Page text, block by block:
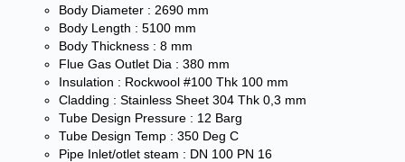
Body Diameter : 2690 mm
Body Length : 5100 mm
Body Thickness : 8 mm
Flue Gas Outlet Dia : 380 mm
Insulation : Rockwool #100 Thk 100 mm
Cladding : Stainless Sheet 304 Thk 0,3 mm
Tube Design Pressure : 12 Barg
Tube Design Temp : 350 Deg C
Pipe Inlet/otlet steam : DN 100 PN 16